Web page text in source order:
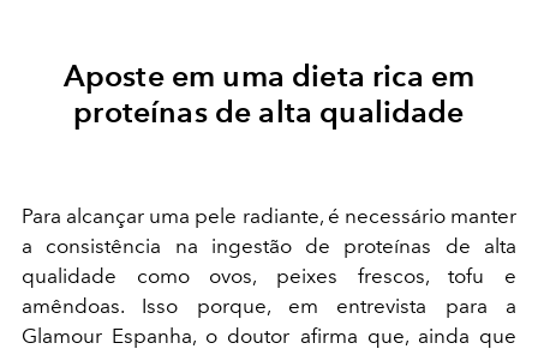
Aposte em uma dieta rica em
proteínas de alta qualidade
Para alcançar uma pele radiante, é necessário manter
a consistência na ingestão de proteínas de alta
qualidade como ovos, peixes frescos, tofu e
amêndoas. Isso porque, em entrevista para a
Glamour Espanha, o doutor afirma que, ainda que